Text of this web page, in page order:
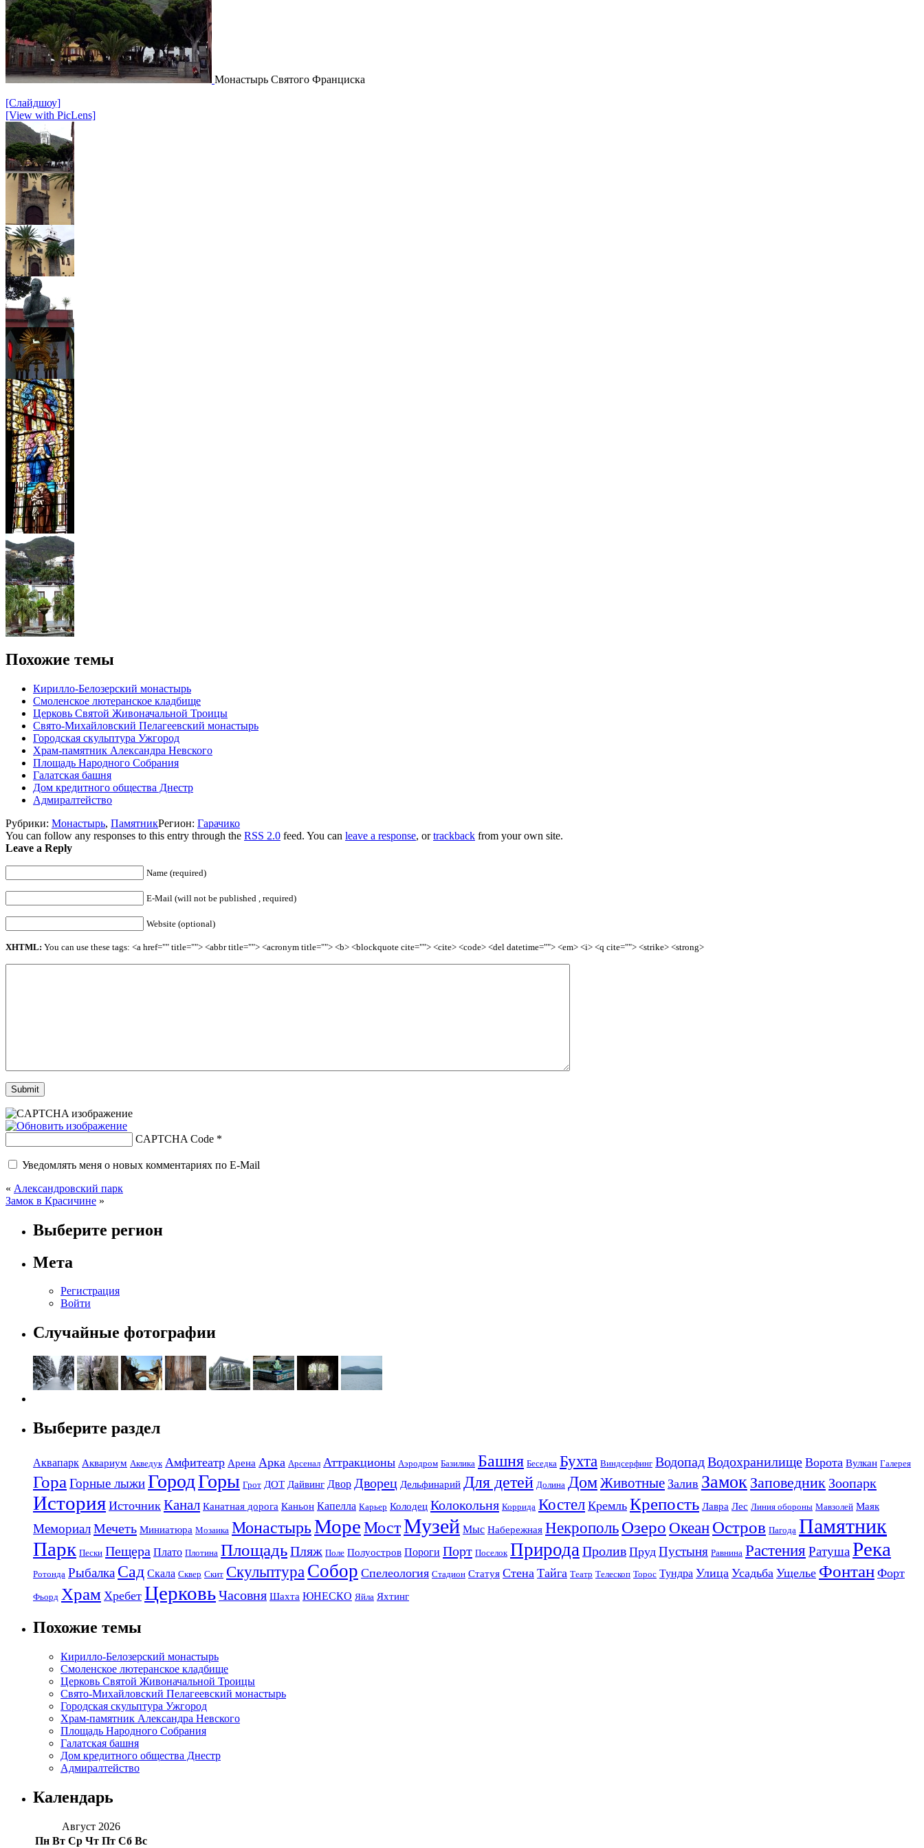
Монастырь Святого Франциска
[Слайдшоу]
[View with PicLens]
Похожие темы
Кирилло-Белозерский монастырь
Смоленское лютеранское кладбище
Церковь Святой Живоначальной Троицы
Свято-Михайловский Пелагеевский монастырь
Городская скульптура Ужгород
Храм-памятник Александра Невского
Площадь Народного Собрания
Галатская башня
Дом кредитного общества Днестр
Адмиралтейство
Рубрики: Монастырь, ПамятникРегион: Гарачико
You can follow any responses to this entry through the RSS 2.0 feed. You can leave a response, ortrackback from your own site.
Leave a Reply
Name (required)
E-Mail (will not be published , required)
Website (optional)
XHTML: You can use these tags: <a href="" title=""> <abbr title=""> <acronym title=""> <b> <blockquote cite=""> <cite> <code> <del datetime=""> <em> <i> <q cite=""> <strike> <strong>
CAPTCHA Code *
Уведомлять меня о новых комментариях по E-Mail
« Александровский парк
Замок в Красичине »
Выберите регион
Мета
Регистрация
Войти
Случайные фотографии
Выберите раздел
Аквапарк Аквариум Акведук Амфитеатр Арена Арка Арсенал Аттракционы Аэродром Базилика Башня Беседка Бухта Виндсерфинг ВодопадВодохранилище Ворота Вулкан Галерея
Гора Горные лыжиГородГоры Грот ДОТ Дайвинг Двор Дворец Дельфинарий Для детей Долина ДомЖивотные Залив Замок Заповедник Зоопарк
История Источник Канал Канатная дорога Каньон Капелла Карьер Колодец Колокольня Коррида Костел Кремль Крепость Лавра Лес Линия обороны Мавзолей Маяк
МемориалМечеть Миниатюра Мозаика МонастырьМореМостМузей Мыс Набережная НекропольОзеро ОкеанОстров Пагода Памятник
Парк Пески Пещера Плато Плотина ПлощадьПляж Поле Полуостров Пороги Порт Поселок ПриродаПролив Пруд Пустыня Равнина Растения РатушаРека
Ротонда Рыбалка Сад Скала Сквер Скит Скульптура Собор Спелеология Стадион Статуя Стена Тайга Театр Телескоп Торос Тундра Улица Усадьба Ущелье Фонтан Форт
Фьорд Храм Хребет ЦерковьЧасовня Шахта ЮНЕСКО Яйла Яхтинг
Похожие темы
Кирилло-Белозерский монастырь
Смоленское лютеранское кладбище
Церковь Святой Живоначальной Троицы
Свято-Михайловский Пелагеевский монастырь
Городская скульптура Ужгород
Храм-памятник Александра Невского
Площадь Народного Собрания
Галатская башня
Дом кредитного общества Днестр
Адмиралтейство
Календарь
Август 2026
Пн Вт Ср Чт Пт Сб Вс